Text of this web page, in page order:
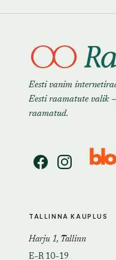
Eesti vanim
Eesti raamatute valik
raamatud.
TALLINNA KAUPLUS
Harju 1, Tallinn
E–R 10–19